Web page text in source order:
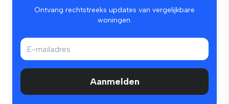
Ontvang rechtstreeks updates van vergelijkbare
woningen.
Aanmelden